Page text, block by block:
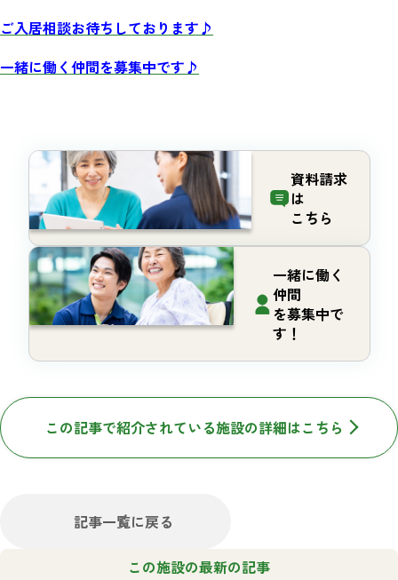
ご入居相談お待ちしております♪
一緒に働く仲間を募集中です♪
資料請求
は
こちら
一緒に働く
仲間
を募集中で
す！
この記事で紹介されている施設の詳細はこちら
記事一覧に戻る
この施設の最新の記事